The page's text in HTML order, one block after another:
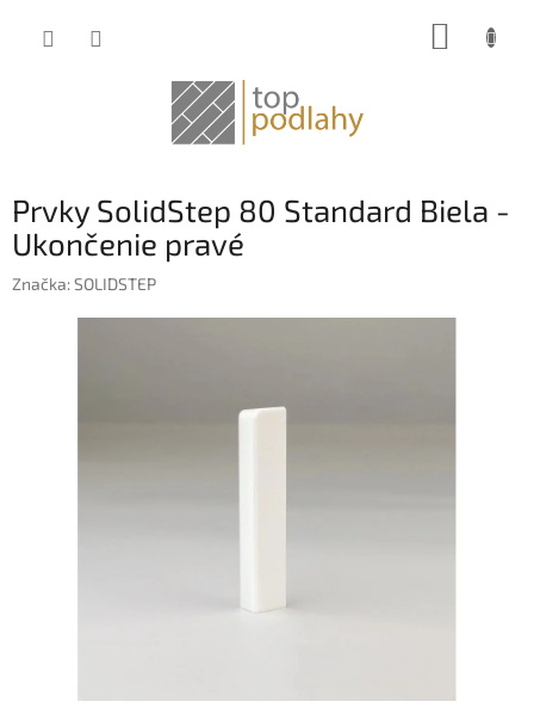
Prvky SolidStep 80 Standard Biela -
Ukončenie pravé
Značka:SOLIDSTEP